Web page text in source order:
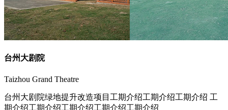
台州大剧院
Taizhou Grand Theatre
台州大剧院绿地提升改造项目工期介绍工期介绍工期介绍 工
期介绍工期介绍工期介绍工期介绍工期介绍